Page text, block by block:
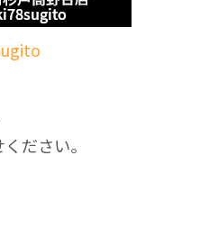
ださい。